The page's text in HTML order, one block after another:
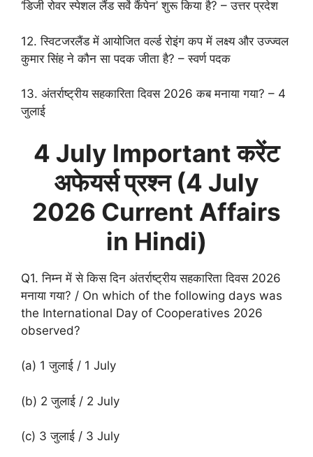
‘डिजी रोवर स्पेशल लैंड सर्वे कैंपेन’ शुरू किया है? – उत्तर प्रदेश
12. स्विटजरलैंड में आयोजित वर्ल्ड रोइंग कप में लक्ष्य और उज्ज्वल
कुमार सिंह ने कौन सा पदक जीता है? – स्वर्ण पदक
13. अंतर्राष्ट्रीय सहकारिता दिवस 2026 कब मनाया गया? – 4
जुलाई
4 July Important करेंट
अफेयर्स प्रश्न (4 July
2026 Current Affairs
in Hindi)
Q1. निम्न में से किस दिन अंतर्राष्ट्रीय सहकारिता दिवस 2026
मनाया गया? / On which of the following days was
the International Day of Cooperatives 2026
observed?
(a) 1 जुलाई / 1 July
(b) 2 जुलाई / 2 July
(c) 3 जुलाई / 3 July